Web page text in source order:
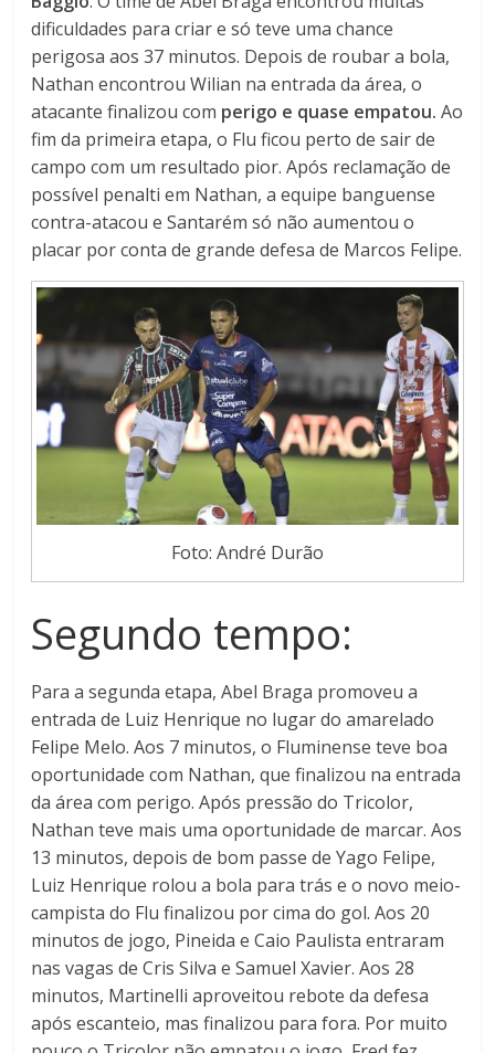
dificuldades para criar e só teve uma chance
perigosa aos 37 minutos. Depois de roubar a bola,
Nathan encontrou Wilian na entrada da área, o
atacante finalizou com perigo e quase empatou. Ao
fim da primeira etapa, o Flu ficou perto de sair de
campo com um resultado pior. Após reclamação de
possível penalti em Nathan, a equipe banguense
contra-atacou e Santarém só não aumentou o
placar por conta de grande defesa de Marcos Felipe.
Foto: André Durão
Segundo tempo:
Para a segunda etapa, Abel Braga promoveu a
entrada de Luiz Henrique no lugar do amarelado
Felipe Melo. Aos 7 minutos, o Fluminense teve boa
oportunidade com Nathan, que finalizou na entrada
da área com perigo. Após pressão do Tricolor,
Nathan teve mais uma oportunidade de marcar. Aos
13 minutos, depois de bom passe de Yago Felipe,
Luiz Henrique rolou a bola para trás e o novo meio-
campista do Flu finalizou por cima do gol. Aos 20
minutos de jogo, Pineida e Caio Paulista entraram
nas vagas de Cris Silva e Samuel Xavier. Aos 28
minutos, Martinelli aproveitou rebote da defesa
após escanteio, mas finalizou para fora. Por muito